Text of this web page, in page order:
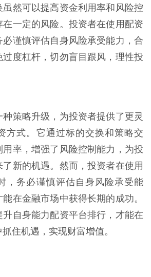
虽然可以提高资金利用率和风险控
一定的风险。投资者在使用配资
谨慎评估自身风险承受能力，合
度杠杆，切勿盲目跟风，理性投
策略升级，为投资者提供了更灵
方式。它通过标的交换和策略交
率，增强了风险控制能力，为投
新的机遇。然而，投资者在使用
，务必谨慎评估自身风险承受能
在金融市场中获得长期的成功。
升自身能力配资平台排行，才能在
住机遇，实现财富增值。